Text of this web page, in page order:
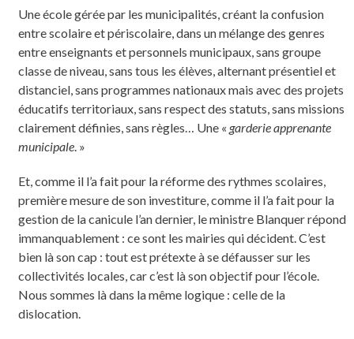
Une école gérée par les municipalités, créant la confusion
entre scolaire et périscolaire, dans un mélange des genres
entre enseignants et personnels municipaux, sans groupe
classe de niveau, sans tous les élèves, alternant présentiel et
distanciel, sans programmes nationaux mais avec des projets
éducatifs territoriaux, sans respect des statuts, sans missions
clairement définies, sans règles… Une « garderie apprenante
municipale. »
Et, comme il l’a fait pour la réforme des rythmes scolaires,
première mesure de son investiture, comme il l’a fait pour la
gestion de la canicule l’an dernier, le ministre Blanquer répond
immanquablement : ce sont les mairies qui décident. C’est
bien là son cap : tout est prétexte à se défausser sur les
collectivités locales, car c’est là son objectif pour l’école.
Nous sommes là dans la même logique : celle de la
dislocation.